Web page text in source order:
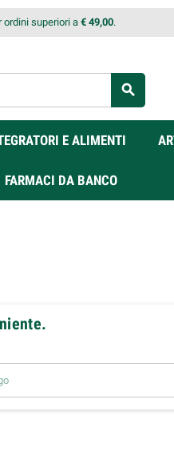
ordini superiori a € 49,00.
search
E ALIMENTI
FARMACI DA BANCO